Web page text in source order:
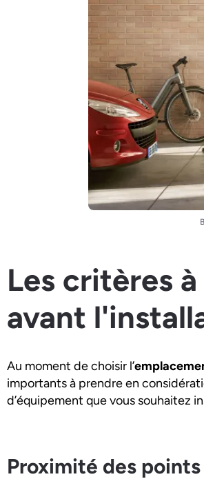
Les critères
avant
Au moment de choisir l’
importants à prendre en
d’équipement que vous souhaitez
Proximité des